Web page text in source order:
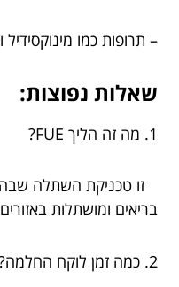
– תרופות כמו מינוקסידיל
שאלות נפוצות:
1. מה זה הליך FUE?
זו טכניקת השתלה שבה
בריאים ומושתלות
2. כמה זמן לוקח החלמה?